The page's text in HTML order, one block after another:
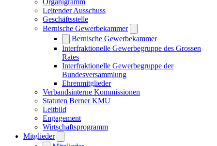
Organigramm
Leitender Ausschuss
Geschäftsstelle
Bernische Gewerbekammer
Bernische Gewerbekammer
Interfraktionelle Gewerbegruppe des Grossen
Rates
Interfraktionelle Gewerbegruppe der
Bundesversammlung
Ehrenmitglieder
Verbandsinterne Kommissionen
Statuten Berner KMU
Leitbild
Engagement
Wirtschaftsprogramm
Mitglieder